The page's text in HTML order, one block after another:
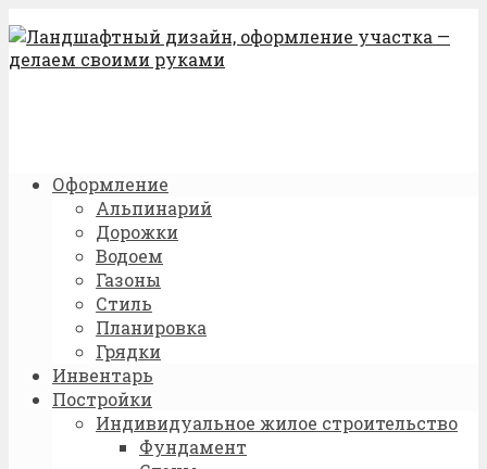
Оформление
Альпинарий
Дорожки
Водоем
Газоны
Стиль
Планировка
Грядки
Инвентарь
Постройки
Индивидуальное жилое строительство
Фундамент